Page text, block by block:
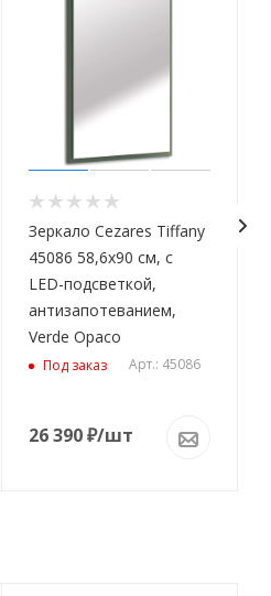
Зеркало Cezares Tiffany
45086 58,6x90 см, с
LED-подсветкой,
антизапотеванием,
Verde Opaco
Под заказ Арт.: 45086
26 390₽/шт